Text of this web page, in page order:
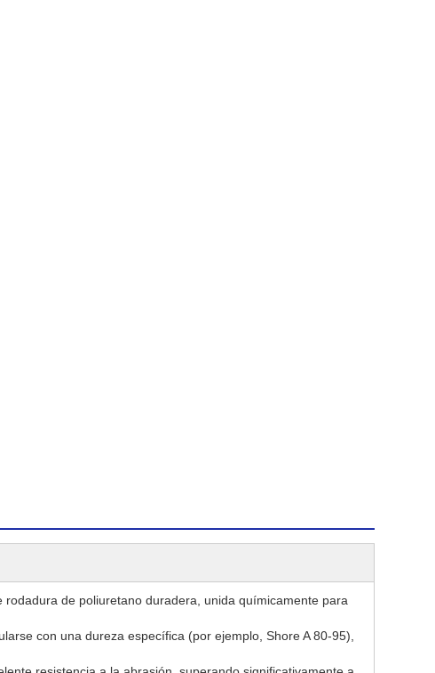
de poliuretano duradera, unida químicamente para
con una dureza específica (por ejemplo, Shore A 80-95),